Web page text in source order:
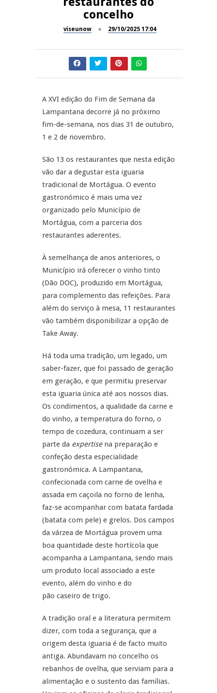
Dia do Foral em São João da
Pesqueira
Summer Fusion em
Sernancelhe
REPORTAGENS
Festas do Concelho de Penalva
MANGUALDE
11º Encontro Gastronómico
Amador de Abrunhosa-a-Velha
Now Opinião – Manuela
concelho
viseunow 29/10/2025 17:04
A XVI edição do Fim de Semana da
Lampantana decorre já no próximo
fim-de-semana, nos dias 31 de outubro,
1 e 2 de novembro.
São 13 os restaurantes que nesta edição
vão dar a degustar esta iguaria
tradicional de Mortágua. O evento
gastronómico é mais uma vez
organizado pelo Município de
Mortágua, com a parceria dos
restaurantes aderentes.
À semelhança de anos anteriores, o
Município irá oferecer o vinho tinto
(Dão DOC), produzido em Mortágua,
para complemento das refeições. Para
além do serviço à mesa, 11 restaurantes
vão também disponibilizar a opção de
Take Away.
Há toda uma tradição, um legado, um
saber-fazer, que foi passado de geração
em geração, e que permitiu preservar
esta iguaria única até aos nossos dias.
Os condimentos, a qualidade da carne e
do vinho, a temperatura do forno, o
tempo de cozedura, continuam a ser
parte da expertise na preparação e
confeção desta especialidade
gastronómica. A Lampantana,
confecionada com carne de ovelha e
assada em caçoila no forno de lenha,
faz-se acompanhar com batata fardada
(batata com pele) e grelos. Dos campos
da várzea de Mortágua provem uma
boa quantidade deste hortícola que
acompanha a Lampantana, sendo mais
um produto local associado a este
evento, além do vinho e do
pão caseiro de trigo.
A tradição oral e a literatura permitem
dizer, com toda a segurança, que a
origem desta iguaria é de facto muito
antiga. Abundavam no concelho os
rebanhos de ovelha, que serviam para a
alimentação e o sustento das famílias.